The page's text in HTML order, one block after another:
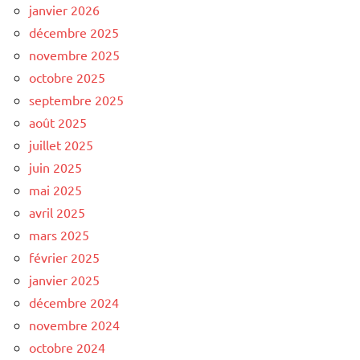
janvier 2026
décembre 2025
novembre 2025
octobre 2025
septembre 2025
août 2025
juillet 2025
juin 2025
mai 2025
avril 2025
mars 2025
février 2025
janvier 2025
décembre 2024
novembre 2024
octobre 2024